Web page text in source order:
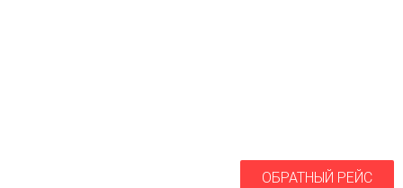
ОБРАТНЫЙ РЕЙС